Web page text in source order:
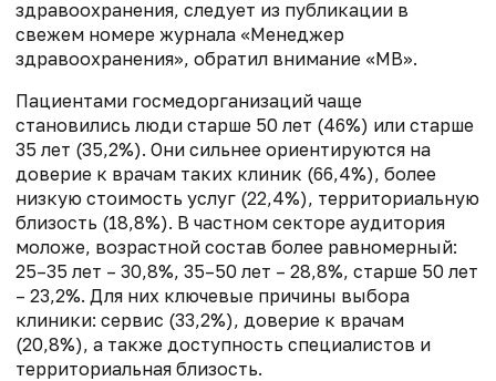
здравоохранения, следует из публикации в
свежем номере журнала «Менеджер
здравоохранения», обратил внимание «МВ».
Пациентами госмедорганизаций чаще
становились люди старше 50 лет (46%) или старше
35 лет (35,2%). Они сильнее ориентируются на
доверие к врачам таких клиник (66,4%), более
низкую стоимость услуг (22,4%), территориальную
близость (18,8%). В частном секторе аудитория
моложе, возрастной состав более равномерный:
25–35 лет – 30,8%, 35–50 лет – 28,8%, старше 50 лет
– 23,2%. Для них ключевые причины выбора
клиники: сервис (33,2%), доверие к врачам
(20,8%), а также доступность специалистов и
территориальная близость.